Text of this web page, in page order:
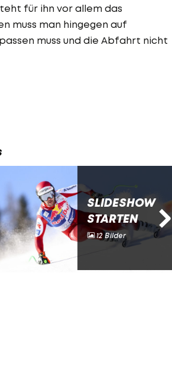
für ihn vor allem das
muss man hingegen auf
muss und die Abfahrt nicht
SLIDESHOW
STARTEN
12 Bilder